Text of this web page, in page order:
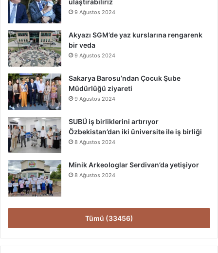
9 Ağustos 2024
Akyazı SGM’de yaz kurslarına rengarenk
bir veda
9 Ağustos 2024
Sakarya Barosu’ndan Çocuk Şube
Müdürlüğü ziyareti
9 Ağustos 2024
SUBÜ iş birliklerini artırıyor
Özbekistan’dan iki üniversite ile iş birliği
8 Ağustos 2024
Minik Arkeologlar Serdivan’da yetişiyor
8 Ağustos 2024
Tümü (33456)